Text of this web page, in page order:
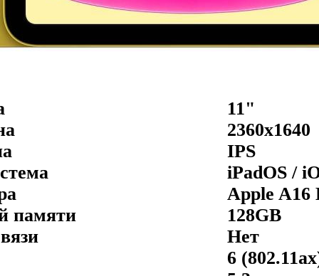
11"
2360x1640
IPS
iPadOS /
Apple A16
памяти
128GB
Нет
6